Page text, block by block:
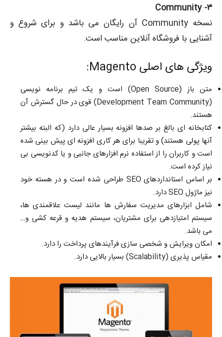
۳- Community
نسخه Community آن رایگان می باشد و برای شروع و
آشنایی با فروشگاه آنلاین مناسب است.
ویژگی های اصلی Magento:
متن باز (Open Source) است و یک تیم برنامه نویسی
(Development Team Community) قوی در حال گسترش آن
هستند.
کتابخانه ای بالغ بر صدها افزونه بسیار عالی دارد (که البته بیشتر
آنها پولی هستند) و تقریبا برای هر کاری افزونه ای پیش بینی شده
است و کاربران را از استفاده نرم افزارهای جانبی و یا کدنویسی بی
نیاز کرده است.
بر اساس استانداردهای SEO طراحی شده است و در هسته خود
نیز ماژول SEO دارد.
شامل ابزارهای مدیریت سفارش ها مانند لیست علاقمندی ها،
سیستم امتیازدهی برای مشتریان، سیستم هدیه و قرعه کشی و…
می باشد.
امکان ویرایش و شخصی سازی فرآیندهای پرداخت را دارد.
مقیاس پذیری (Scalability) بسیار بالایی دارد.